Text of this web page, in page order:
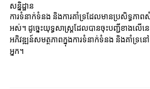
សន្និដ្ឋាន
ការទំនាក់ទំនង និងការគាំទ្រដែលមានប្រសិទ្ធភាពសំ
អស់។ ដូច្នេះយុទ្ធសាស្ត្រដែលបានចុះបញ្ជីខាងលើន
អភិវឌ្ឍន៍សមត្ថភាពក្នុងការទំនាក់ទំនង និងគាំទ្រនៅ
អ្នក។